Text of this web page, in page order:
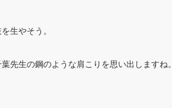
生やそう。
先生の鋼のような肩こりを思い出しますね。